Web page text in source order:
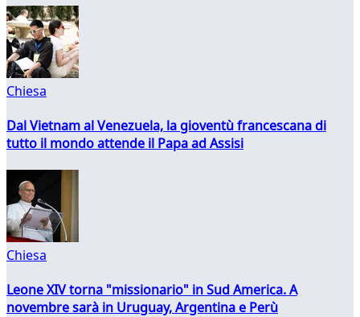
Chiesa
Dal Vietnam al Venezuela, la gioventù francescana di
tutto il mondo attende il Papa ad Assisi
Chiesa
Leone XIV torna "missionario" in Sud America. A
novembre sarà in Uruguay, Argentina e Perù